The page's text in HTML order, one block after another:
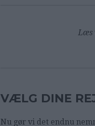
Læs
VÆLG DINE
Nu gør vi det endnu